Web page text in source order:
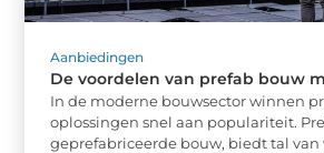
Aanbiedingen
De voordelen van prefab bouw
In de moderne bouwsector winnen
oplossingen snel aan populariteit.
geprefabriceerde bouw, biedt tal van